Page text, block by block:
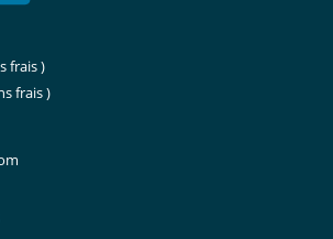
frais )
frais )